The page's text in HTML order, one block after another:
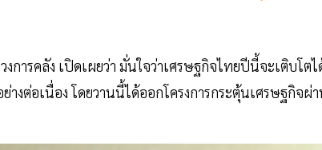
ารคลัง เปิดเผยว่า มั่นใจว่าเศรษฐกิจไทยปีนี้จะเติบโตไ
างต่อเนื่อง โดยวานนี้ได้ออกโครงการกระตุ้นเศรษฐกิจผ่